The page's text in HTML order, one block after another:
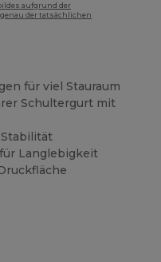
aufgrund der
der tatsächlichen
für viel Stauraum
Schultergurt mit
Langlebigkeit